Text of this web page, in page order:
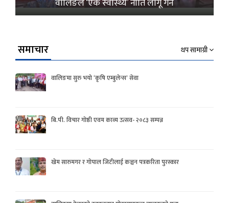
समाचार थप सामाग्री
वालिङमा सुरु भयो ‘कृषि एम्बुलेन्स’ सेवा
बि.पी. विचार गोष्ठी एवम काव्य उत्सव- २०८३ सम्पन्न
खेम सारुमगर र गोपाल जिटीलाई कञ्चन पत्रकरिता पुरस्कार